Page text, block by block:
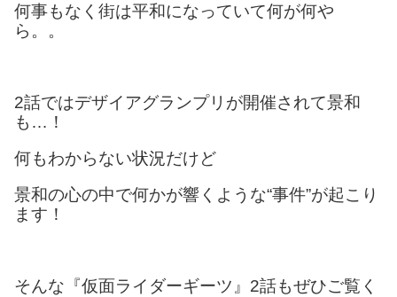
何事もなく街は平和になっていて何が何や
ら。。
2話ではデザイアグランプリが開催されて景和
も…！
何もわからない状況だけど
景和の心の中で何かが響くような“事件”が起こり
ます！
そんな『仮面ライダーギーツ』2話もぜひご覧く